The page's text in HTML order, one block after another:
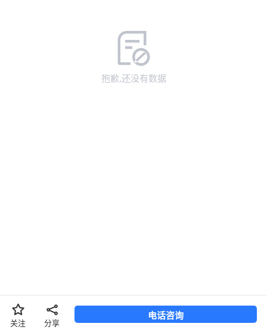
抱歉,还没有数据
关注 分享
电话咨询
长按二维码，识别添加联系TA